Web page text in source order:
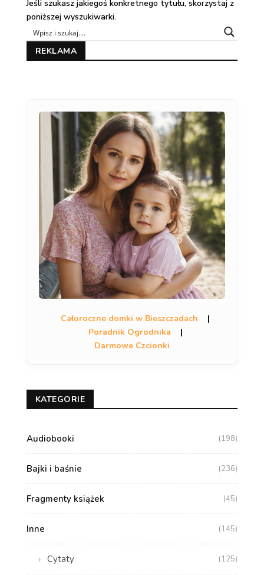
Jeśli szukasz jakiegoś konkretnego tytułu, skorzystaj z
poniższej wyszukiwarki.
REKLAMA
Całoroczne domki w Bieszczadach
|
Poradnik Ogrodnika
|
Darmowe Czcionki
KATEGORIE
Audiobooki (198)
Bajki i baśnie (236)
Fragmenty książek (45)
Inne (145)
Cytaty (125)